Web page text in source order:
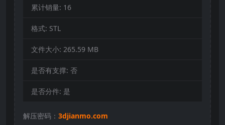
累计销量: 16
格式: STL
文件大小: 265.59 MB
是否有支撑: 否
是否分件: 是
解压密码： 3djianmo.com